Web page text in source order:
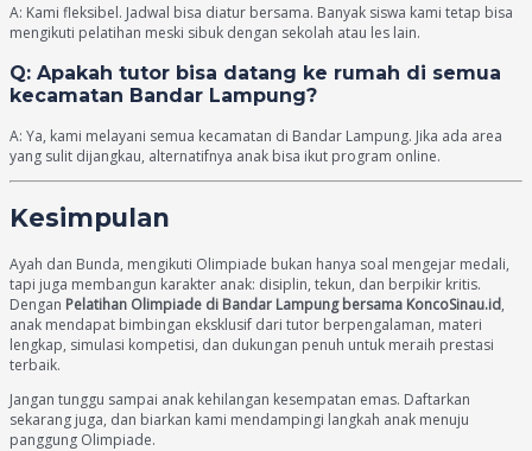
A: Kami fleksibel. Jadwal bisa diatur bersama. Banyak siswa kami tetap bisa
mengikuti pelatihan meski sibuk dengan sekolah atau les lain.
Q: Apakah tutor bisa datang ke rumah di semua
kecamatan Bandar Lampung?
A: Ya, kami melayani semua kecamatan di Bandar Lampung. Jika ada area
yang sulit dijangkau, alternatifnya anak bisa ikut program online.
Kesimpulan
Ayah dan Bunda, mengikuti Olimpiade bukan hanya soal mengejar medali,
tapi juga membangun karakter anak: disiplin, tekun, dan berpikir kritis.
Dengan Pelatihan Olimpiade di Bandar Lampung bersama KoncoSinau.id,
anak mendapat bimbingan eksklusif dari tutor berpengalaman, materi
lengkap, simulasi kompetisi, dan dukungan penuh untuk meraih prestasi
terbaik.
Jangan tunggu sampai anak kehilangan kesempatan emas. Daftarkan
sekarang juga, dan biarkan kami mendampingi langkah anak menuju
panggung Olimpiade.